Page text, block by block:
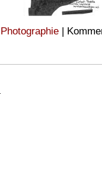
Photographie |